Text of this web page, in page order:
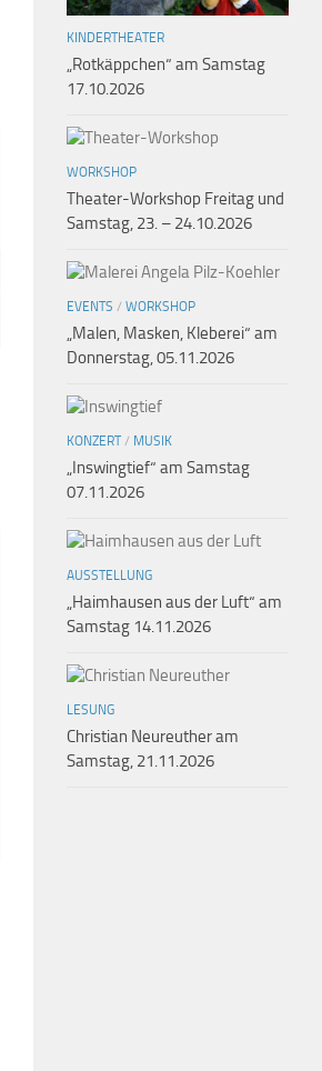
KINDERTHEATER
„Rotkäppchen“ am Samstag
17.10.2026
WORKSHOP
Theater-Workshop Freitag und
Samstag, 23. – 24.10.2026
EVENTS / WORKSHOP
„Malen, Masken, Kleberei“ am
Donnerstag, 05.11.2026
KONZERT/ MUSIK
„Inswingtief“ am Samstag
07.11.2026
AUSSTELLUNG
„Haimhausen aus der Luft“ am
Samstag 14.11.2026
LESUNG
Christian Neureuther am
Samstag, 21.11.2026